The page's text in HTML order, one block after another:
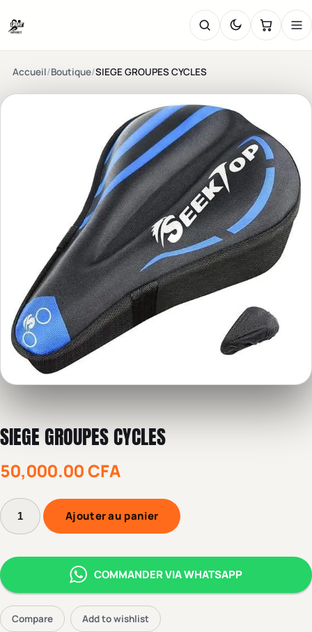
Accueil/Boutique/SIEGE GROUPES CYCLES
SIEGE GROUPES CYCLES
50,000.00CFA
Ajouter au panier
COMMANDER VIA WHATSAPP
Compare Add to wishlist